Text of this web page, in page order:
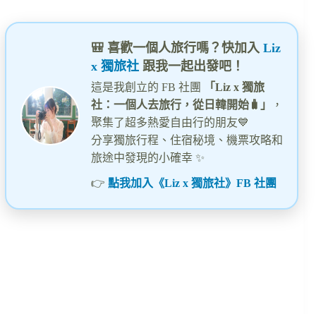
🎒 喜歡一個人旅行嗎？快加入 Liz
x 獨旅社 跟我一起出發吧！
這是我創立的 FB 社團
「Liz x 獨旅
社：一個人去旅行，從日韓開始🧳」
，
聚集了超多熱愛自由行的朋友💙
分享獨旅行程、住宿秘境、機票攻略和
旅途中發現的小確幸 ✨
👉 點我加入《Liz x 獨旅社》FB 社團